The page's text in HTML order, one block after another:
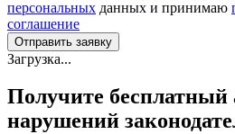
персональных данных и принимаю
соглашение
Отправить заявку
Загрузка...
Получите бесплатный
нарушений